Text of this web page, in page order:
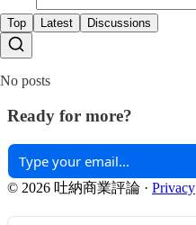
Top Latest Discussions
No posts
Ready for more?
© 2026 吐納商業評論 · Privacy